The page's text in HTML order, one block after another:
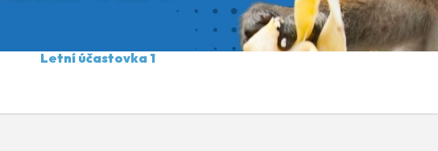
Letní účastovka 1